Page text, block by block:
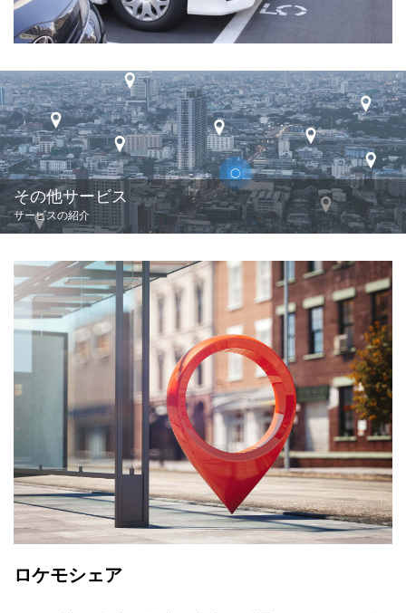
その他サービス
サービスの紹介
ロケモシェア